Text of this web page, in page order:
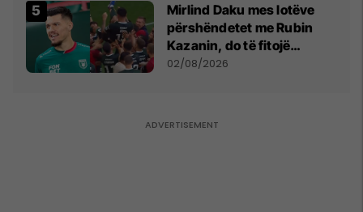
Mirlind Daku mes lotëve
përshëndetet me Rubin
Kazanin, do të fitojë
miliona te Spartak Moska
02/08/2026